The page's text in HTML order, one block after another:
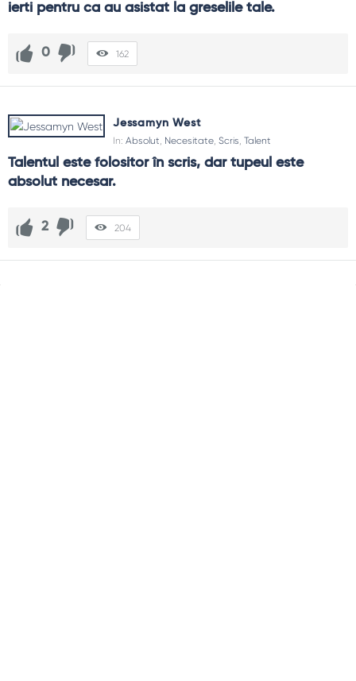
ierti pentru ca au asistat la greselile tale.
0 162
Jessamyn West
In: Absolut, Necesitate, Scris, Talent
Talentul este folositor în scris, dar tupeul este
absolut necesar.
2 204